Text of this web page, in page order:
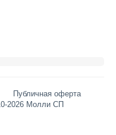
Публичная оферта
2026 Молли СП